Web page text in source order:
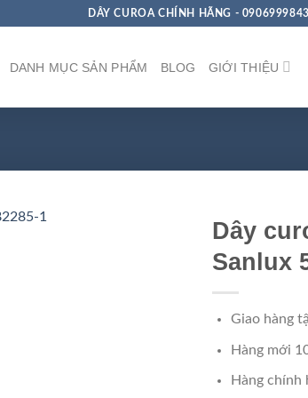
DÂY CUROA CHÍNH HÃNG - 0906999843
DANH MỤC SẢN PHẨM BLOG GIỚI THIỆU
Dây
Sanlux
Giao hàng
Hàng mới
Hàng chính